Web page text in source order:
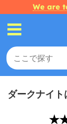
We are
ダークナイ